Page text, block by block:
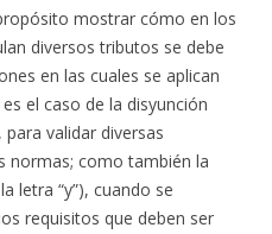
mostrar cómo en los
diversos tributos se debe
en las cuales se aplican
el caso de la disyunción
validar diversas
normas; como también la
letra “y”), cuando se
requisitos que deben ser